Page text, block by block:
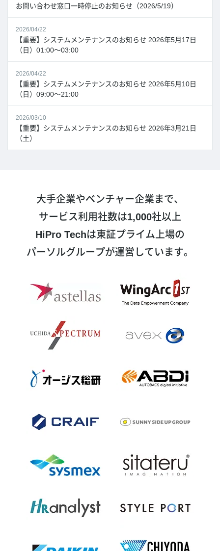
お問い合わせ窓口一時停止のお知らせ（2026/5/19）
2026/04/22
【重要】システムメンテナンスのお知らせ 2026年5月17日
（日）01:00～03:00
2026/04/22
【重要】システムメンテナンスのお知らせ 2026年5月10日
（日）09:00～21:00
2026/03/10
【重要】システムメンテナンスのお知らせ 2026年3月21日
（土）
大手企業やベンチャー企業まで、
サービス利用社数は1,000社以上
HiPro Techは東証プライム上場の
パーソルグループが運営しています。